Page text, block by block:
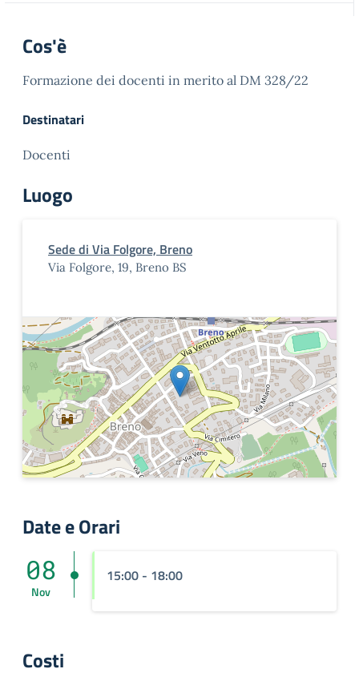
Cos'è
Formazione dei docenti in merito al DM 328/22
Destinatari
Docenti
Luogo
Sede di Via Folgore, Breno
Via Folgore, 19, Breno BS
Date e Orari
15:00 - 18:00
08
Nov
Costi